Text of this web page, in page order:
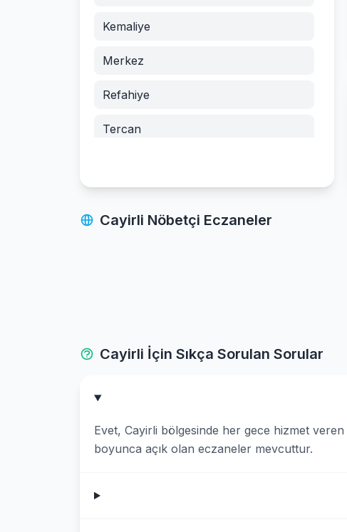
Kemaliye
Merkez
Refahiye
Tercan
Cayirli Nöbetçi Eczaneler
Cayirli İçin Sıkça Sorulan Sorular
Evet, Cayirli bölgesinde her gece hizmet
boyunca açık olan eczaneler mevcuttur.